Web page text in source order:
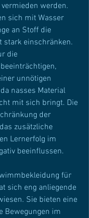
werden.
sich mit Wasser
an Stoff die
stark einschränken.
die
unnötigen
nasses Material
mit sich bringt. Die
der
zusätzliche
Lernerfolg im
beeinflussen.
für
sich eng anliegende
Sie bieten eine
Bewegungen im